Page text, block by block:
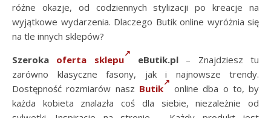
różne okazje, od codziennych stylizacji po kreacje na
wyjątkowe wydarzenia. Dlaczego Butik online wyróżnia się
na tle innych sklepów?
Szeroka oferta sklepu eButik.pl – Znajdziesz tu
zarówno klasyczne fasony, jak i najnowsze trendy.
Dostępność rozmiarów nasz Butik
online dba o to, by
każda kobieta znalazła coś dla siebie, niezależnie od